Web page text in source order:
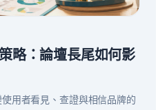
略：論壇長尾如何影
用者看見、查證與相信品牌的